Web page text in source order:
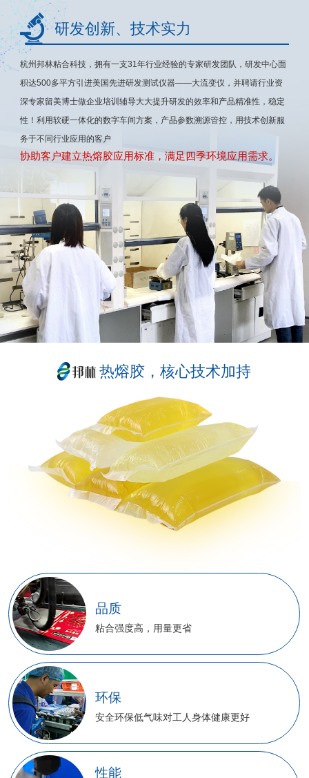
研发创新、技术实力
杭州邦林粘合科技，拥有一支31年行业经验的专家研发团队，研发中心面
积达500多平方引进美国先进研发测试仪器——大流变仪，并聘请行业资
深专家留美博士做企业培训辅导大大提升研发的效率和产品精准性，稳定
性！利用软硬一体化的数字车间方案，产品参数溯源管控，用技术创新服
务于不同行业应用的客户
协助客户建立热熔胶应用标准，满足四季环境应用需求。
热熔胶，核心技术加持
量更省
对工人身体健康更好
（0.2-6.25）
备，生产更便捷
纸/膜包装的可
装，生产效率